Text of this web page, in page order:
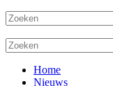
Home
Nieuws